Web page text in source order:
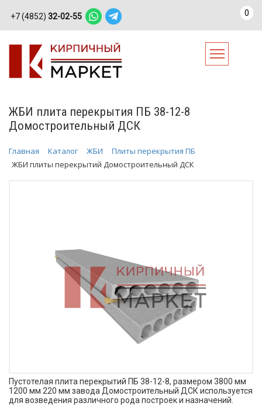
+7 (4852) 32-02-55 0
ЖБИ плита перекрытия ПБ 38-12-8
Домостроительный ДСК
Главная Каталог ЖБИ
Плиты перекрытия ПБ
ЖБИ плиты перекрытий Домостроительный ДСК
Пустотелая плита перекрытий ПБ 38-12-8, размером 3800 мм
1200 мм 220 мм завода Домостроительный ДСК используется
для возведения различного рода построек и назначений.